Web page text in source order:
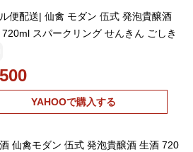
便配送| 仙禽 モダン 伍式 発泡貴醸酒
スパークリング せんきん ごしき
YAHOOで購入する
仙禽モダン 伍式 発泡貴醸酒 生酒 720